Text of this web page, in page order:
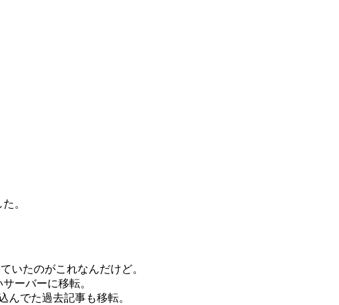
。
いたのがこれなんだけど。
ーバーに移転。
んでた過去記事も移転。